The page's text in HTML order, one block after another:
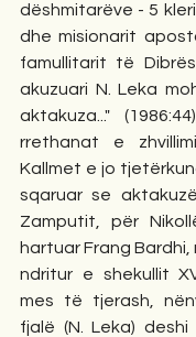
dëshmitarëve - 5
dhe misionarit
famullitarit të
akuzuari N. Leka
aktakuza..."
rrethanat e
Kallmet e jo
sqaruar se
Zamputit, për
hartuar Frang
ndritur e shekullit
mes të tjerash,
fjalë (N. Leka)